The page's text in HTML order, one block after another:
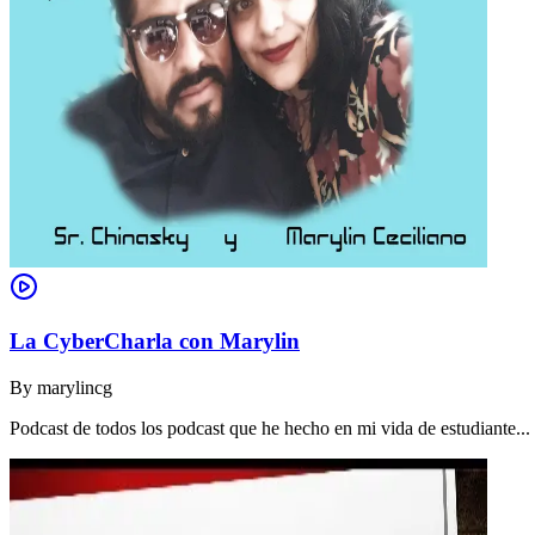
La CyberCharla con Marylin
By marylincg
Podcast de todos los podcast que he hecho en mi vida de